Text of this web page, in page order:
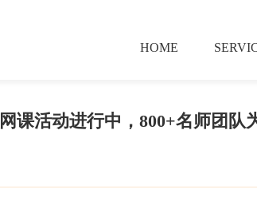
HOME
课活动进行中，800+名师团队